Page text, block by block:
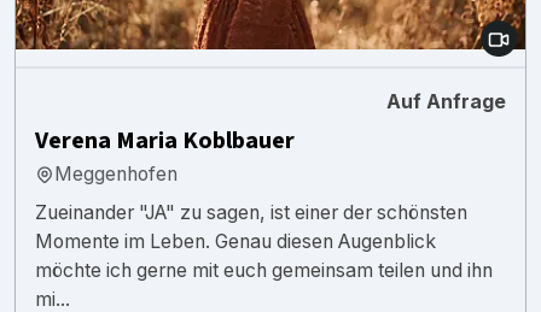
Auf Anfrage
Verena Maria Koblbauer
Meggenhofen
Zueinander "JA" zu sagen, ist einer der schönsten
Momente im Leben. Genau diesen Augenblick
möchte ich gerne mit euch gemeinsam teilen und ihn
mi...